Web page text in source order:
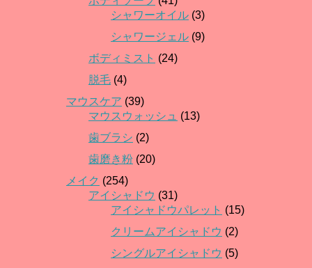
シャワーオイル (3)
シャワージェル (9)
ボディミスト (24)
脱毛 (4)
マウスケア (39)
マウスウォッシュ (13)
歯ブラシ (2)
歯磨き粉 (20)
メイク (254)
アイシャドウ (31)
アイシャドウパレット (15)
クリームアイシャドウ (2)
シングルアイシャドウ (5)